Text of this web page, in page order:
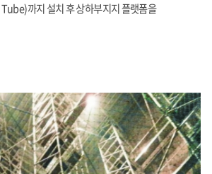
까지 설치 후 상하부지지 플랫폼을